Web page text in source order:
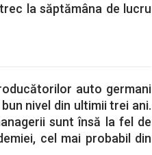
la săptămâna de lucru
auto germani
nivel din ultimii trei ani.
sunt însă la fel de
cel mai probabil din